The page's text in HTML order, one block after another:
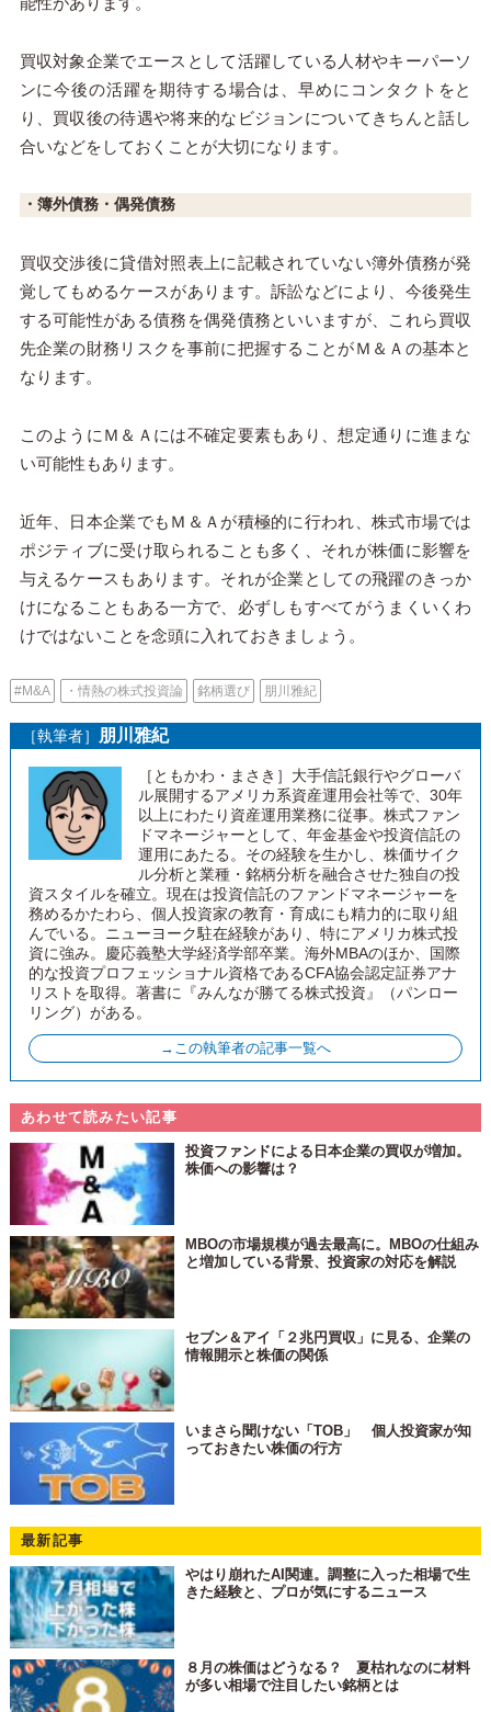
買収対象企業でエースとして活躍している人材やキーパーソ
ンに今後の活躍を期待する場合は、早めにコンタクトをと
り、買収後の待遇や将来的なビジョンについてきちんと話し
合いなどをしておくことが大切になります。
・簿外債務・偶発債務
買収交渉後に貸借対照表上に記載されていない簿外債務が発
覚してもめるケースがあります。訴訟などにより、今後発生
する可能性がある債務を偶発債務といいますが、これら買収
先企業の財務リスクを事前に把握することがＭ＆Ａの基本と
なります。
このようにＭ＆Ａには不確定要素もあり、想定通りに進まな
い可能性もあります。
近年、日本企業でもＭ＆Ａが積極的に行われ、株式市場では
ポジティブに受け取られることも多く、それが株価に影響を
与えるケースもあります。それが企業としての飛躍のきっか
けになることもある一方で、必ずしもすべてがうまくいくわ
けではないことを念頭に入れておきましょう。
#M&A ・情熱の株式投資論 銘柄選び 朋川雅紀
［執筆者］ 朋川雅紀
［ともかわ・まさき］大手信託銀行やグローバ
ル展開するアメリカ系資産運用会社等で、30年
以上にわたり資産運用業務に従事。株式ファン
ドマネージャーとして、年金基金や投資信託の
運用にあたる。その経験を生かし、株価サイク
ル分析と業種・銘柄分析を融合させた独自の投
資スタイルを確立。現在は投資信託のファンドマネージャーを
務めるかたわら、個人投資家の教育・育成にも精力的に取り組
んでいる。ニューヨーク駐在経験があり、特にアメリカ株式投
資に強み。慶応義塾大学経済学部卒業。海外MBAのほか、国際
的な投資プロフェッショナル資格であるCFA協会認定証券アナ
リストを取得。著書に『みんなが勝てる株式投資』（パンロー
リング）がある。
→この執筆者の記事一覧へ
あわせて読みたい記事
投資ファンドによる日本企業の買収が増加。
株価への影響は？
MBOの市場規模が過去最高に。MBOの仕組み
と増加している背景、投資家の対応を解説
セブン＆アイ「２兆円買収」に見る、企業の
情報開示と株価の関係
いまさら聞けない「TOB」 個人投資家が知
っておきたい株価の行方
最新記事
やはり崩れたAI関連。調整に入った相場で生
きた経験と、プロが気にするニュース
８月の株価はどうなる？ 夏枯れなのに材料
が多い相場で注目したい銘柄とは